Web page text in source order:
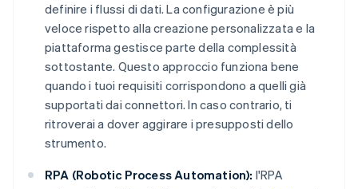
definire i flussi di dati. La configurazione è più
veloce rispetto alla creazione personalizzata e la
piattaforma gestisce parte della complessità
sottostante. Questo approccio funziona bene
quando i tuoi requisiti corrispondono a quelli già
supportati dai connettori. In caso contrario, ti
ritroverai a dover aggirare i presupposti dello
strumento.
RPA (Robotic Process Automation): l'RPA